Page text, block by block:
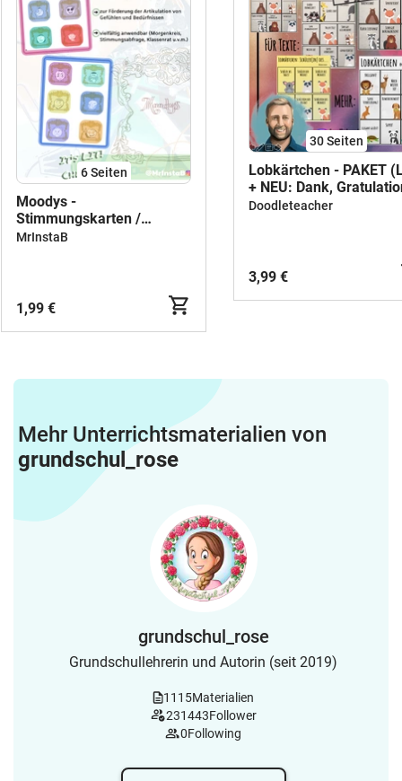
Tierklassen-Pakete 📸 Mehr
Inspiration & Unterrichtstipps:🔗 Folge
mir auf Instagram: @grundschul_rose📌
Pinterest: @grundschul_rose🌐 Website:
www.grundschul-rose.de📩 Fragen oder
Wünsche? Schreib mir eine Mail:
kontakt@grundschul-rose.de 🌹
6Seiten
Moodys -
Stimmungskarten /
Gesprächskarten /
MrInstaB
1,99 €
30Seiten
Lobkärtchen - PAKET
+ NEU: Dank,
Doodleteacher
3,99 €
Mehr Unterrichtsmaterialien von
grundschul_rose
grundschul_rose
Grundschullehrerin und Autorin (seit 2019)
1115Materialien
231443Follower
0Following